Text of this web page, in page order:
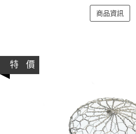
商品資訊
特 價